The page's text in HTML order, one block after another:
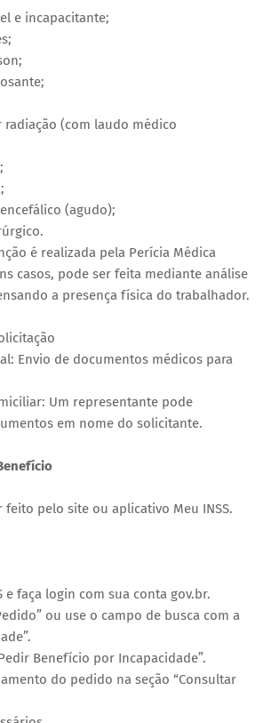
e incapacitante;
radiação (com laudo médico
(agudo);
é realizada pela Perícia Médica
casos, pode ser feita mediante análise
a presença física do trabalhador.
Envio de documentos médicos para
Um representante pode
em nome do solicitante.
feito pelo site ou aplicativo Meu INSS.
e faça login com sua conta gov.br.
ou use o campo de busca com a
Benefício por Incapacidade”.
do pedido na seção “Consultar